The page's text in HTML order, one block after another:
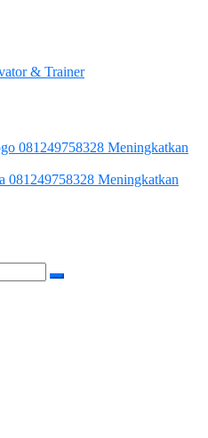
& Trainer
081249758328 Meningkatkan
081249758328 Meningkatkan